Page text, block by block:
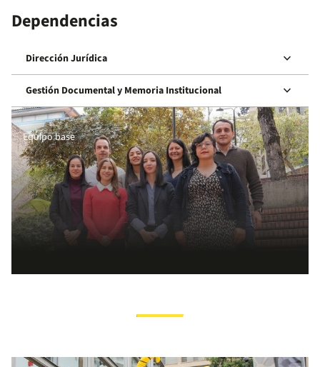
Dependencias
Dirección Jurídica keyboard_arrow_down
Gestión Documental y Memoria Institucional keyboard_arrow_down
Equipo base